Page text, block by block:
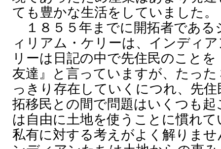
ても豊かな生活をしていました。
１８５５年までに開拓者である
ィリアム・ケリーは、インディ
リーは日記の中で先住民のこと
友達』と言っていますが、たった
っきり存在していくにつれ、先
拓移民との間で問題はいくつも
は自由に土地を使うことに慣れ
私有に対する考えがよく解りま